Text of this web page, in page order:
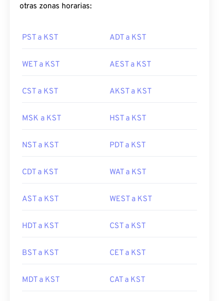
otras zonas horarias:
PST a KST ADT a KST
WET a KST AEST a KST
CST a KST AKST a KST
MSK a KST HST a KST
NST a KST PDT a KST
CDT a KST WAT a KST
AST a KST WEST a KST
HDT a KST CST a KST
BST a KST CET a KST
MDT a KST CAT a KST